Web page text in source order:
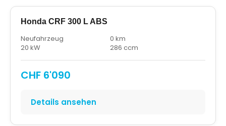
Honda CRF 300 L ABS
Neufahrzeug
0 km
20 kW
286 ccm
CHF 6'090
Details ansehen